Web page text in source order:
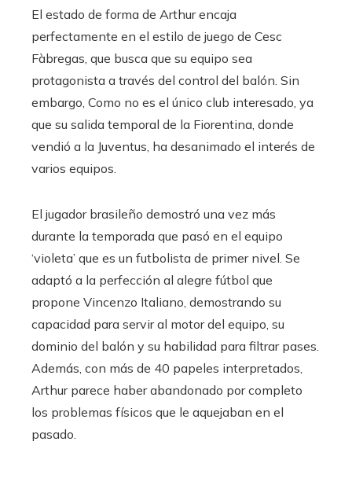
El estado de forma de Arthur encaja
perfectamente en el estilo de juego de Cesc
Fàbregas, que busca que su equipo sea
protagonista a través del control del balón. Sin
embargo, Como no es el único club interesado, ya
que su salida temporal de la Fiorentina, donde
vendió a la Juventus, ha desanimado el interés de
varios equipos.
El jugador brasileño demostró una vez más
durante la temporada que pasó en el equipo
‘violeta’ que es un futbolista de primer nivel. Se
adaptó a la perfección al alegre fútbol que
propone Vincenzo Italiano, demostrando su
capacidad para servir al motor del equipo, su
dominio del balón y su habilidad para filtrar pases.
Además, con más de 40 papeles interpretados,
Arthur parece haber abandonado por completo
los problemas físicos que le aquejaban en el
pasado.